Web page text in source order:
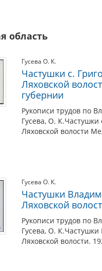
область
Гусева О. К.
Частушки с.
Ляховской
губернии
Рукописи трудов по
Гусева, О.
Ляховской волости
Гусева О. К.
Частушки
Ляховской
Рукописи трудов по
Гусева, О.
Ляховской волости.